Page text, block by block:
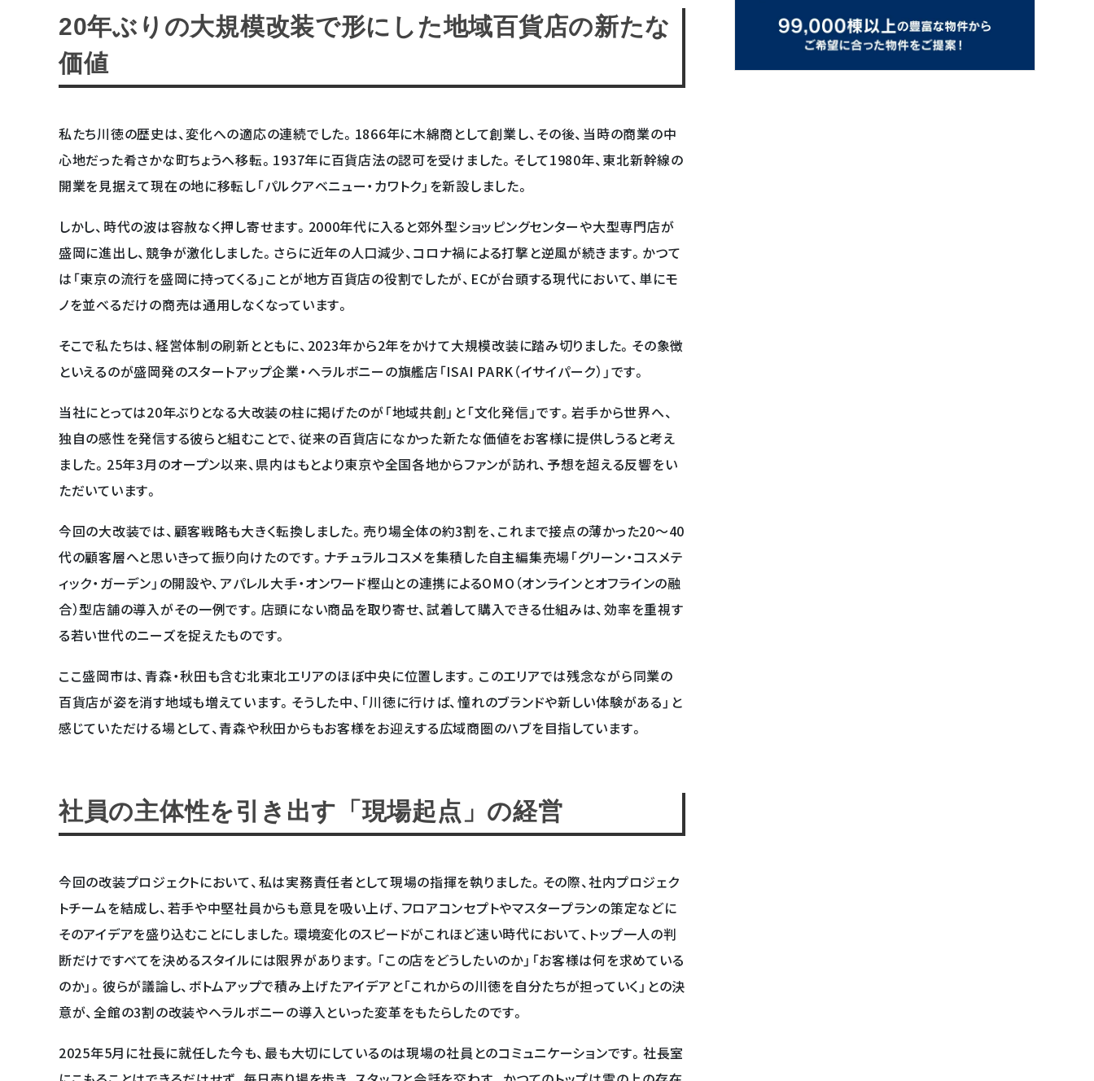
20年ぶりの大規模改装で形にした地域百貨店の新たな
価値
私たち川徳の歴史は、変化への適応の連続でした。1866年に木綿商として創業し、その後、当時の商業の中
心地だった肴さかな町ちょうへ移転。1937年に百貨店法の認可を受けました。そして1980年、東北新幹線の
開業を見据えて現在の地に移転し「パルクアベニュー・カワトク」を新設しました。
しかし、時代の波は容赦なく押し寄せます。2000年代に入ると郊外型ショッピングセンターや大型専門店が
盛岡に進出し、競争が激化しました。さらに近年の人口減少、コロナ禍による打撃と逆風が続きます。かつて
は「東京の流行を盛岡に持ってくる」ことが地方百貨店の役割でしたが、ECが台頭する現代において、単にモ
ノを並べるだけの商売は通用しなくなっています。
そこで私たちは、経営体制の刷新とともに、2023年から2年をかけて大規模改装に踏み切りました。その象徴
といえるのが盛岡発のスタートアップ企業・ヘラルボニーの旗艦店「ISAI PARK（イサイパーク）」です。
当社にとっては20年ぶりとなる大改装の柱に掲げたのが「地域共創」と「文化発信」です。岩手から世界へ、
独自の感性を発信する彼らと組むことで、従来の百貨店になかった新たな価値をお客様に提供しうると考え
ました。25年3月のオープン以来、県内はもとより東京や全国各地からファンが訪れ、予想を超える反響をい
ただいています。
今回の大改装では、顧客戦略も大きく転換しました。売り場全体の約3割を、これまで接点の薄かった20〜40
代の顧客層へと思いきって振り向けたのです。ナチュラルコスメを集積した自主編集売場「グリーン・コスメテ
ィック・ガーデン」の開設や、アパレル大手・オンワード樫山との連携によるOMO（オンラインとオフラインの融
合）型店舗の導入がその一例です。店頭にない商品を取り寄せ、試着して購入できる仕組みは、効率を重視す
る若い世代のニーズを捉えたものです。
ここ盛岡市は、青森・秋田も含む北東北エリアのほぼ中央に位置します。このエリアでは残念ながら同業の
百貨店が姿を消す地域も増えています。そうした中、「川徳に行けば、憧れのブランドや新しい体験がある」と
感じていただける場として、青森や秋田からもお客様をお迎えする広域商圏のハブを目指しています。
社員の主体性を引き出す「現場起点」の経営
今回の改装プロジェクトにおいて、私は実務責任者として現場の指揮を執りました。その際、社内プロジェク
トチームを結成し、若手や中堅社員からも意見を吸い上げ、フロアコンセプトやマスタープランの策定などに
そのアイデアを盛り込むことにしました。環境変化のスピードがこれほど速い時代において、トップ一人の判
断だけですべてを決めるスタイルには限界があります。「この店をどうしたいのか」「お客様は何を求めている
のか」。彼らが議論し、ボトムアップで積み上げたアイデアと「これからの川徳を自分たちが担っていく」との決
意が、全館の3割の改装やヘラルボニーの導入といった変革をもたらしたのです。
2025年5月に社長に就任した今も、最も大切にしているのは現場の社員とのコミュニケーションです。社長室